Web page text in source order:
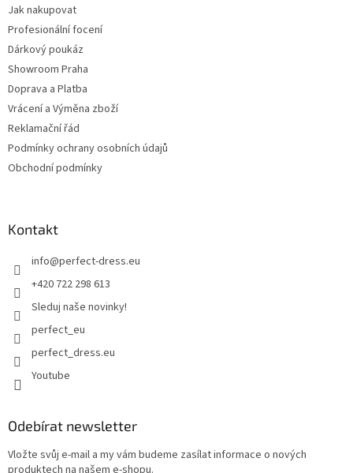
Jak nakupovat
Profesionální focení
Dárkový poukáz
Showroom Praha
Doprava a Platba
Vrácení a Výměna zboží
Reklamační řád
Podmínky ochrany osobních údajů
Obchodní podmínky
Kontakt
info@perfect-dress.eu
+420 722 298 613
Sleduj naše novinky!
perfect_eu
perfect_dress.eu
Youtube
Odebírat newsletter
Vložte svůj e-mail a my vám budeme zasílat informace o nových